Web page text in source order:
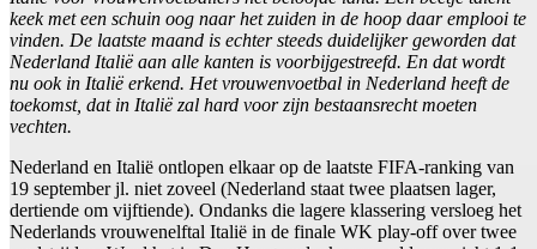
keek met een schuin oog naar het zuiden in de hoop daar emplooi te
vinden. De laatste maand is echter steeds duidelijker geworden dat
Nederland Italië aan alle kanten is voorbijgestreefd. En dat wordt
nu ook in Italië erkend. Het vrouwenvoetbal in Nederland heeft de
toekomst, dat in Italië zal hard voor zijn bestaansrecht moeten
vechten.
Nederland en Italië ontlopen elkaar op de laatste FIFA-ranking van
19 september jl. niet zoveel (Nederland staat twee plaatsen lager,
dertiende om vijftiende). Ondanks die lagere klassering versloeg het
Nederlands vrouwenelftal Italië in de finale WK play-off over twee